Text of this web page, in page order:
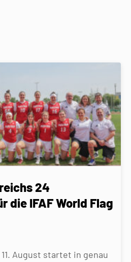
24
die IFAF World Flag
August startet in genau